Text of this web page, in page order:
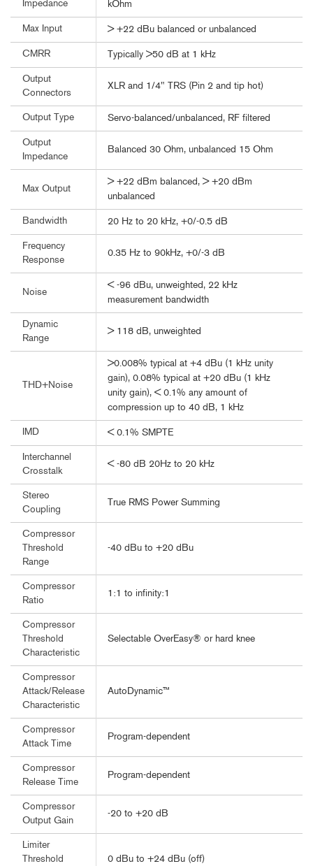
Impedance kOhm
Max Input > +22 dBu balanced or unbalanced
CMRR Typically >50 dB at 1 kHz
Output
Connectors
XLR and 1/4" TRS (Pin 2 and tip hot)
Output Type Servo-balanced/unbalanced, RF filtered
Output
Impedance
Balanced 30 Ohm, unbalanced 15 Ohm
Max Output
> +22 dBm balanced, > +20 dBm
unbalanced
Bandwidth 20 Hz to 20 kHz, +0/-0.5 dB
Frequency
Response
0.35 Hz to 90kHz, +0/-3 dB
Noise
< -96 dBu, unweighted, 22 kHz
measurement bandwidth
Dynamic
Range
> 118 dB, unweighted
THD+Noise
>0.008% typical at +4 dBu (1 kHz unity
gain), 0.08% typical at +20 dBu (1 kHz
unity gain), < 0.1% any amount of
compression up to 40 dB, 1 kHz
IMD < 0.1% SMPTE
Interchannel
Crosstalk
< -80 dB 20Hz to 20 kHz
Stereo
Coupling
True RMS Power Summing
Compressor
Threshold
Range
-40 dBu to +20 dBu
Compressor
Ratio
1:1 to infinity:1
Compressor
Threshold
Characteristic
Selectable OverEasy® or hard knee
Compressor
Attack/Release
Characteristic
AutoDynamic™
Compressor
Attack Time
Program-dependent
Compressor
Release Time
Program-dependent
Compressor
Output Gain
-20 to +20 dB
Limiter
Threshold
0 dBu to +24 dBu (off)